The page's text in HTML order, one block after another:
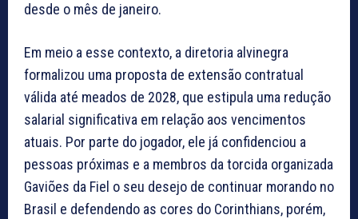
desde o mês de janeiro.
Em meio a esse contexto, a diretoria alvinegra
formalizou uma proposta de extensão contratual
válida até meados de 2028, que estipula uma redução
salarial significativa em relação aos vencimentos
atuais. Por parte do jogador, ele já confidenciou a
pessoas próximas e a membros da torcida organizada
Gaviões da Fiel o seu desejo de continuar morando no
Brasil e defendendo as cores do Corinthians, porém,